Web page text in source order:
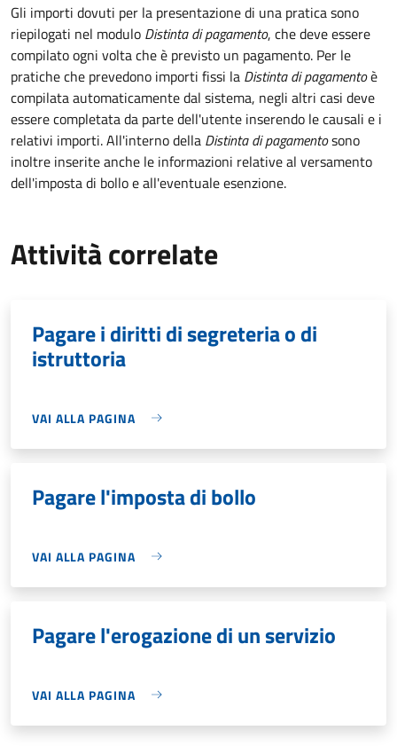
Gli importi dovuti per la presentazione di una pratica sono
riepilogati nel modulo Distinta di pagamento, che deve essere
compilato ogni volta che è previsto un pagamento. Per le
pratiche che prevedono importi fissi la Distinta di pagamentoè
compilata automaticamente dal sistema, negli altri casi deve
essere completata da parte dell'utente inserendo le causali e i
relativi importi.All'interno della Distinta di pagamentosono
inoltre inserite anche le informazioni relative al versamento
dell'imposta di bollo e all'eventuale esenzione.
Attività correlate
Pagare i diritti di segreteria o di
istruttoria
VAI ALLA PAGINA
Pagare l'imposta di bollo
VAI ALLA PAGINA
Pagare l'erogazione di un servizio
VAI ALLA PAGINA